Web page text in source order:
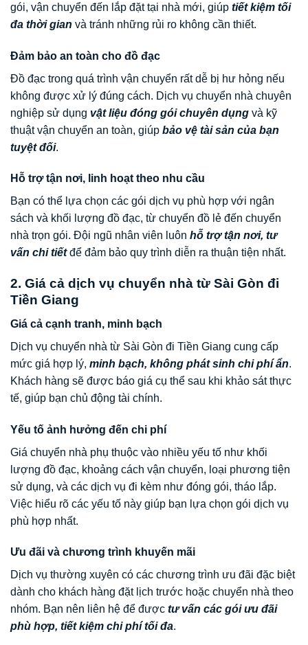
gói, vận chuyển đến lắp đặt tại nhà mới, giúp tiết kiệm tối
đa thời gian và tránh những rủi ro không cần thiết.
Đảm bảo an toàn cho đồ đạc
Đồ đạc trong quá trình vận chuyển rất dễ bị hư hỏng nếu
không được xử lý đúng cách. Dịch vụ chuyển nhà chuyên
nghiệp sử dụng vật liệu đóng gói chuyên dụng và kỹ
thuật vận chuyển an toàn, giúp bảo vệ tài sản của bạn
tuyệt đối.
Hỗ trợ tận nơi, linh hoạt theo nhu cầu
Bạn có thể lựa chọn các gói dịch vụ phù hợp với ngân
sách và khối lượng đồ đạc, từ chuyển đồ lẻ đến chuyển
nhà trọn gói. Đội ngũ nhân viên luôn hỗ trợ tận nơi, tư
vấn chi tiếtđể đảm bảo quy trình diễn ra thuận tiện nhất.
2. Giá cả dịch vụ chuyển nhà từ Sài Gòn đi
Tiền Giang
Giá cả cạnh tranh, minh bạch
Dịch vụ chuyển nhà từ Sài Gòn đi Tiền Giang cung cấp
mức giá hợp lý, minh bạch, không phát sinh chi phí ẩn.
Khách hàng sẽ được báo giá cụ thể sau khi khảo sát thực
tế, giúp bạn chủ động tài chính.
Yếu tố ảnh hưởng đến chi phí
Giá chuyển nhà phụ thuộc vào nhiều yếu tố như khối
lượng đồ đạc, khoảng cách vận chuyển, loại phương tiện
sử dụng, và các dịch vụ đi kèm như đóng gói, tháo lắp.
Việc hiểu rõ các yếu tố này giúp bạn lựa chọn gói dịch vụ
phù hợp nhất.
Ưu đãi và chương trình khuyến mãi
Dịch vụ thường xuyên có các chương trình ưu đãi đặc biệt
dành cho khách hàng đặt lịch trước hoặc chuyển nhà theo
nhóm. Bạn nên liên hệ để được tư vấn các gói ưu đãi
phù hợp, tiết kiệm chi phí tối đa.